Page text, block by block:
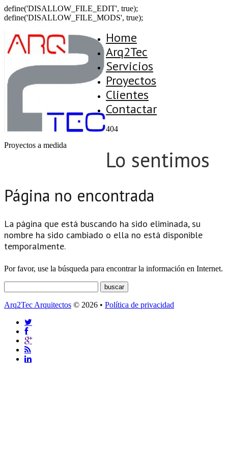
define('DISALLOW_FILE_EDIT', true);
define('DISALLOW_FILE_MODS', true);
Proyectos a medida
Home
Arq2Tec
Servicios
Proyectos
Clientes
Contactar
404
Lo sentimos
Página no encontrada
La página que está buscando ha sido eliminada, su
nombre ha sido cambiado o ella no está disponible
temporalmente.
Por favor, use la búsqueda para encontrar la información en Internet.
Arq2Tec Arquitectos © 2026 • Política de privacidad